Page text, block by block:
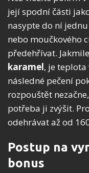
její spodní části
nasypte do ní
nebo moučkového
předehřívat.
karamel, je
následné pečení
rozpouštět
potřeba ji zvýšit.
odehrávat až od
Postup na
bonus